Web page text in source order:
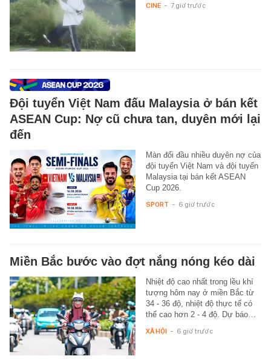
CINE - 7 giờ trước
Đội tuyển Việt Nam đấu Malaysia ở bán kết
ASEAN Cup: Nợ cũ chưa tan, duyên mới lại
đến
Màn đối đầu nhiều duyên nợ của
đội tuyển Việt Nam và đội tuyển
Malaysia tại bán kết ASEAN
Cup 2026.
SPORT - 6 giờ trước
Miền Bắc bước vào đợt nắng nóng kéo dài
Nhiệt độ cao nhất trong lều khí
tượng hôm nay ở miền Bắc từ
34 - 36 độ, nhiệt độ thực tế có
thể cao hơn 2 - 4 độ. Dự báo…
XÃ HỘI - 6 giờ trước